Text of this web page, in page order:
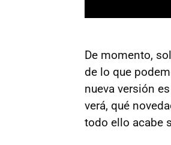
De momento,
de lo que
nueva versión
verá, qué
todo ello acabe